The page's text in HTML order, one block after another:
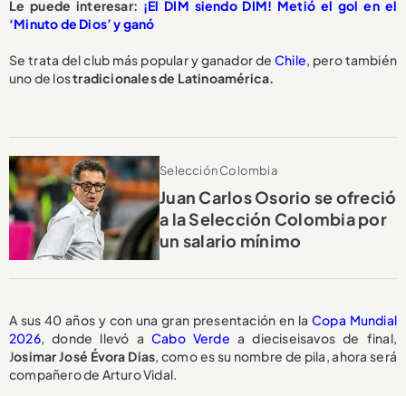
Le puede interesar: ¡El DIM siendo DIM! Metió el gol en el
‘Minuto de Dios’ y ganó
Se trata del club más popular y ganador de Chile, pero también
uno de lostradicionales de Latinoamérica.
Selección Colombia
Juan Carlos Osorio se ofreció
a la Selección Colombia por
un salario mínimo
A sus 40 años y con una gran presentación en laCopa Mundial
2026, donde llevó a Cabo Verde a dieciseisavos de final,
Josimar José Évora Dias , como es su nombre de pila, ahora será
compañero de Arturo Vidal.